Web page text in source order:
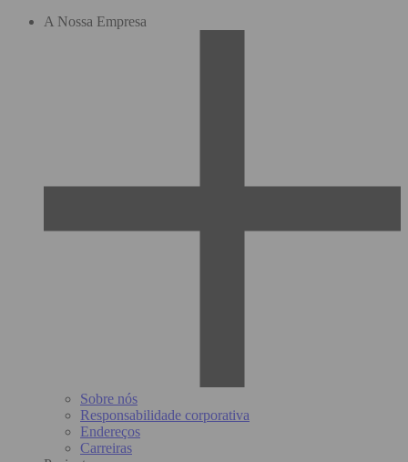
A Nossa Empresa
Sobre nós
Responsabilidade corporativa
Endereços
Carreiras